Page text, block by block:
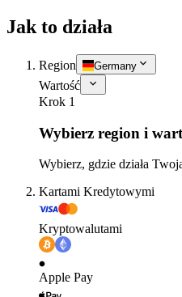
Jak to działa
Region Germany
Wartość
Krok 1
Wybierz region i
Wybierz, gdzie działa
Kartami Kredytowymi
Kryptowalutami
Apple Pay